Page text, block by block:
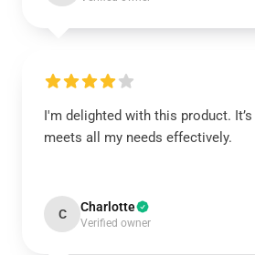
I'm delighted with this product.
meets all my needs effectively.
C Charlotte
Verified owner